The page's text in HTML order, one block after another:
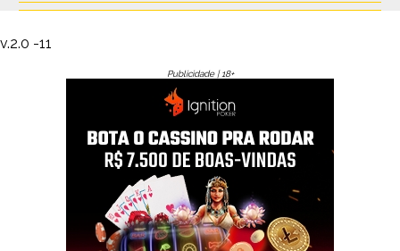
v.2.0 -11
Publicidade | 18+